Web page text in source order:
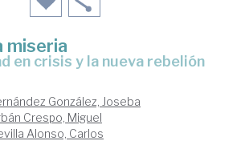
miseria
González, Joseba
Crespo, Miguel
Alonso, Carlos